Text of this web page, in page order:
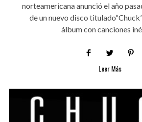
norteamericana anunció el año
de un nuevo disco
álbum con canciones
Leer Más